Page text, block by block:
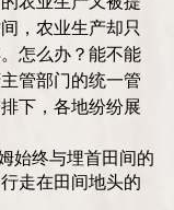
，农业生产却只
怎么办？能不能
管部门的统一管
下，各地纷纷展
始终与埋首田间的
走在田间地头的